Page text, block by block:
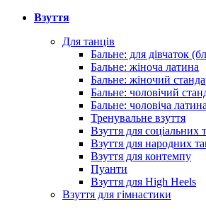
Взуття
Для танців
Бальне: для дівчаток
Бальне: жіноча латина
Бальне: жіночий
Бальне: чоловічий
Бальне: чоловіча латина
Тренувальне взуття
Взуття для соціальних
Взуття для народних
Взуття для контемпу
Пуанти
Взуття для High Heels
Взуття для гімнастики